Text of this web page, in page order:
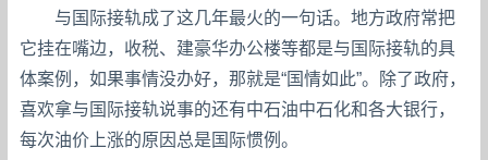
与国际接轨成了这几年最火的一句话。地方政府常把
它挂在嘴边，收税、建豪华办公楼等都是与国际接轨的具
体案例，如果事情没办好，那就是“国情如此”。除了政府，
喜欢拿与国际接轨说事的还有中石油中石化和各大银行，
每次油价上涨的原因总是国际惯例。